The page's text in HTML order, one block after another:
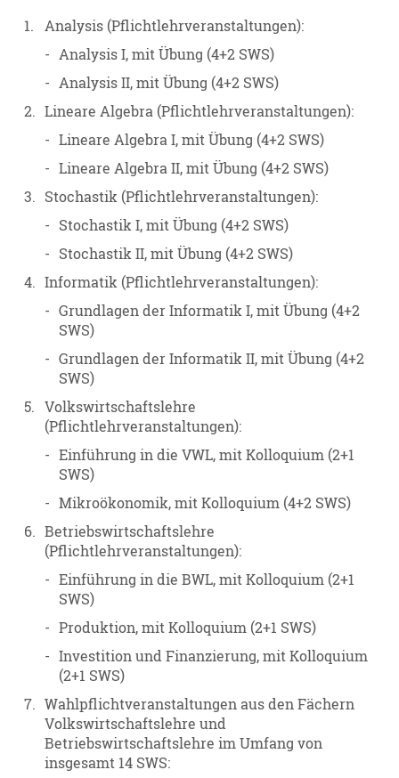
1.
Analysis (Pflichtlehrveranstaltungen):
- Analysis I, mit Übung (4+2 SWS)
- Analysis II, mit Übung (4+2 SWS)
2. Lineare Algebra (Pflichtlehrveranstaltungen):
- Lineare Algebra I, mit Übung (4+2 SWS)
- Lineare Algebra II, mit Übung (4+2 SWS)
3. Stochastik (Pflichtlehrveranstaltungen):
- Stochastik I, mit Übung (4+2 SWS)
- Stochastik II, mit Übung (4+2 SWS)
4. Informatik (Pflichtlehrveranstaltungen):
- Grundlagen der Informatik I, mit Übung (4+2
SWS)
- Grundlagen der Informatik II, mit Übung (4+2
SWS)
5.
Volkswirtschaftslehre
(Pflichtlehrveranstaltungen):
- Einführung in die VWL, mit Kolloquium (2+1
SWS)
- Mikroökonomik, mit Kolloquium (4+2 SWS)
6. Betriebswirtschaftslehre
(Pflichtlehrveranstaltungen):
- Einführung in die BWL, mit Kolloquium (2+1
SWS)
- Produktion, mit Kolloquium (2+1 SWS)
- Investition und Finanzierung, mit Kolloquium
(2+1 SWS)
7. Wahlpflichtveranstaltungen aus den Fächern
Volkswirtschaftslehre und
Betriebswirtschaftslehre im Umfang von
insgesamt 14 SWS: